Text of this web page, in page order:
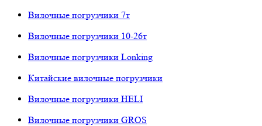
Вилочные погрузчики 7т
Вилочные погрузчики 10-26т
Вилочные погрузчики Lonking
Китайские вилочные погрузчики
Вилочные погрузчики HELI
Вилочные погрузчики GROS